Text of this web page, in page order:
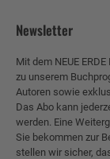
Newsletter
Mit dem NEUE
zu unserem
Autoren sowie
Das Abo kann
werden. Eine
Sie bekommen zur
stellen wir sicher,